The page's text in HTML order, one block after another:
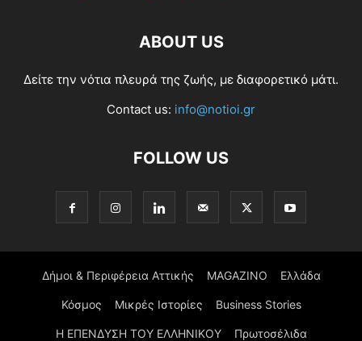
ABOUT US
Δείτε την νότια πλευρά της ζωής, με διαφορετικό μάτι.
Contact us: info@notioi.gr
FOLLOW US
Δήμοι & Περιφέρεια Αττικής MAGAZINO Ελλάδα
Κόσμος Μικρές Ιστορίες Business Stories
Η ΕΠΕΝΔΥΣΗ ΤΟΥ ΕΛΛΗΝΙΚΟΥ Πρωτοσέλιδα